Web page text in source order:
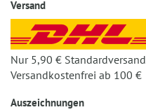
Versand
Nur 5,90 € Standardversand
Versandkostenfrei ab 100 €
Auszeichnungen